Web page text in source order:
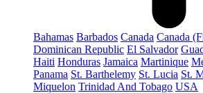
Bahamas Barbados Canada Canada
Dominican Republic El Salvador
Haiti Honduras Jamaica Martinique
Panama St. Barthelemy St. Lucia St.
Miquelon Trinidad And Tobago USA